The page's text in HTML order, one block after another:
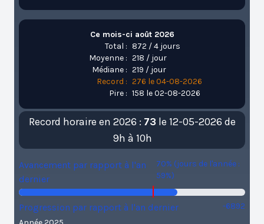
Ce mois-ci août 2026
Total : 872 / 4 jours
Moyenne : 218 / jour
Médiane : 219 / jour
Record : 276 le 04-08-2026
Pire : 158 le 02-08-2026
Record horaire en 2026 : 73 le 12-05-2026 de
9h à 10h
Avancement par rapport à l'an
dernier
70% (jours de l'année :
59%)
Progression par rapport à l'an dernier
-6892